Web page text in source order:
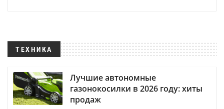
ТЕХНИКА
Лучшие автономные
газонокосилки в 2026 году: хиты
продаж